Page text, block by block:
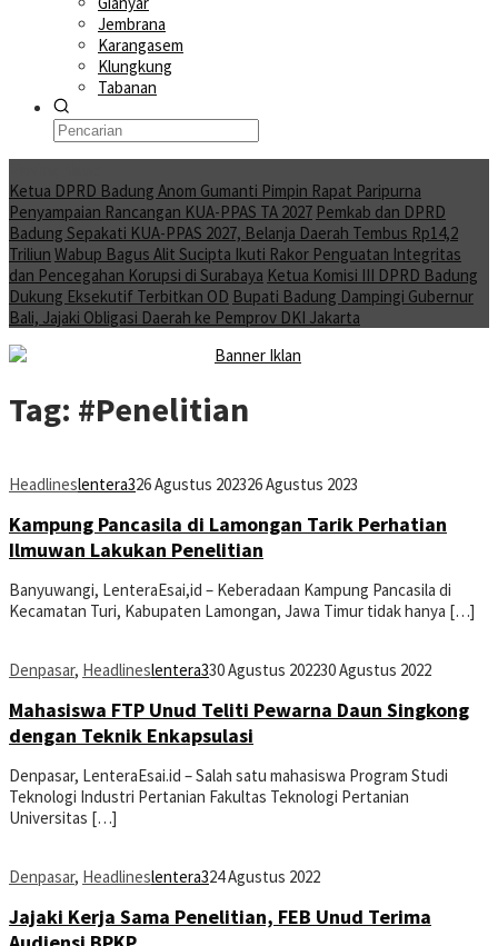
Jembrana
Karangasem
Klungkung
Tabanan
Ketua DPRD Badung Anom Gumanti Pimpin Rapat Paripurna
Penyampaian Rancangan KUA-PPAS TA 2027 Pemkab dan DPRD
Badung Sepakati KUA-PPAS 2027, Belanja Daerah Tembus Rp14,2
Triliun Wabup Bagus Alit Sucipta Ikuti Rakor Penguatan Integritas
dan Pencegahan Korupsi di Surabaya Ketua Komisi III DPRD Badung
Dukung Eksekutif Terbitkan OD Bupati Badung Dampingi Gubernur
Bali, Jajaki Obligasi Daerah ke Pemprov DKI Jakarta
Tag: #Penelitian
Headlineslentera326 Agustus 202326 Agustus 2023
Kampung Pancasila di Lamongan Tarik Perhatian
Ilmuwan Lakukan Penelitian
Banyuwangi, LenteraEsai,id – Keberadaan Kampung Pancasila di
Kecamatan Turi, Kabupaten Lamongan, Jawa Timur tidak hanya […]
Denpasar, Headlineslentera330 Agustus 202230 Agustus 2022
Mahasiswa FTP Unud Teliti Pewarna Daun Singkong
dengan Teknik Enkapsulasi
Denpasar, LenteraEsai.id – Salah satu mahasiswa Program Studi
Teknologi Industri Pertanian Fakultas Teknologi Pertanian
Universitas […]
Denpasar, Headlineslentera324 Agustus 2022
Jajaki Kerja Sama Penelitian, FEB Unud Terima